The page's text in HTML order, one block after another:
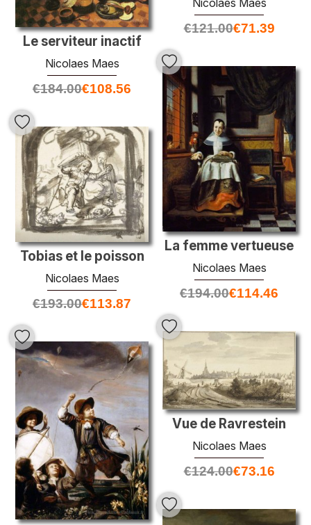
€121.00€71.39
Le serviteur inactif
Nicolaes Maes
€184.00€108.56
La femme vertueuse
Nicolaes Maes
€194.00€114.46
Tobias et le poisson
Nicolaes Maes
€193.00€113.87
Vue de Ravrestein
Nicolaes Maes
€124.00€73.16